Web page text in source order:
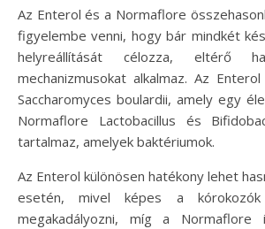
Az Enterol és a Normaflore
figyelembe venni, hogy bár mindkét
helyreállítását célozza, eltérő
mechanizmusokat alkalmaz. Az
Saccharomyces boulardii, amely egy
Normaflore Lactobacillus és
tartalmaz, amelyek baktériumok.
Az Enterol különösen hatékony lehet
esetén, mivel képes a kórokozók
megakadályozni, míg a Normaflore